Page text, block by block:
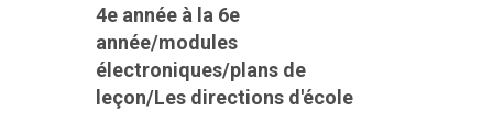
4e année à la 6e
année/modules
électroniques/plans de
leçon/Les directions d'école